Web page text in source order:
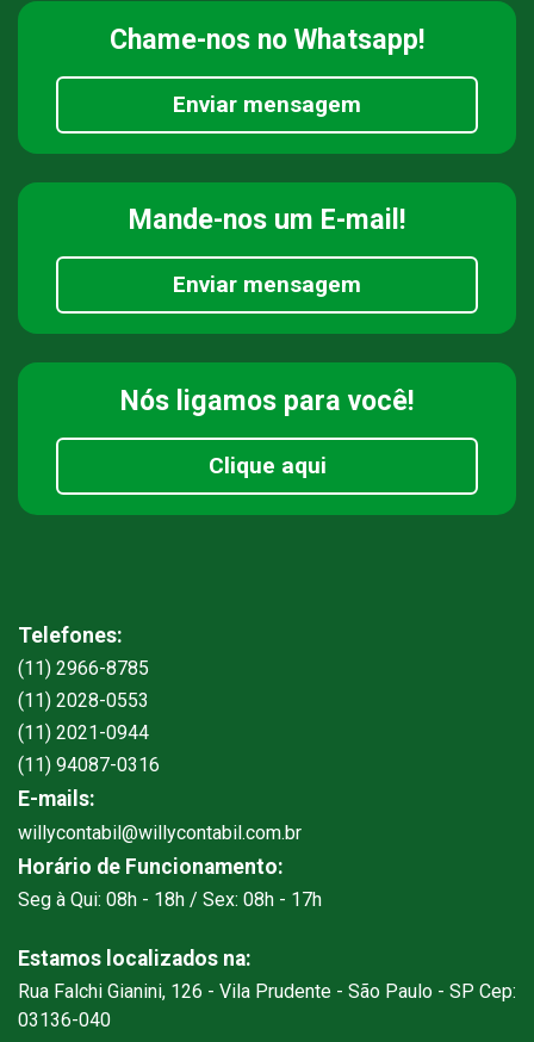
Chame-nos no Whatsapp!
Enviar mensagem
Mande-nos um E-mail!
Enviar mensagem
Nós ligamos para você!
Clique aqui
Telefones:
(11) 2966-8785
(11) 2028-0553
(11) 2021-0944
(11) 94087-0316
E-mails:
willycontabil@willycontabil.com.br
Horário de Funcionamento:
Seg à Qui: 08h - 18h / Sex: 08h - 17h
Estamos localizados na:
Rua Falchi Gianini, 126 - Vila Prudente - São Paulo - SP Cep:
03136-040